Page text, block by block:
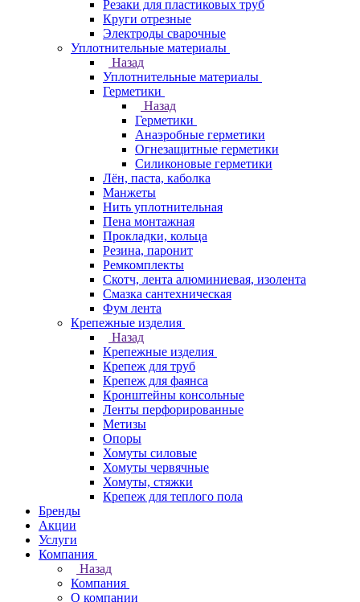
Резаки для пластиковых труб
Круги отрезные
Электроды сварочные
Уплотнительные материалы
Назад
Уплотнительные материалы
Герметики
Назад
Герметики
Анаэробные герметики
Огнезащитные герметики
Силиконовые герметики
Лён, паста, каболка
Манжеты
Нить уплотнительная
Пена монтажная
Прокладки, кольца
Резина, паронит
Ремкомплекты
Скотч, лента алюминиевая, изолента
Смазка сантехническая
Фум лента
Крепежные изделия
Назад
Крепежные изделия
Крепеж для труб
Крепеж для фаянса
Кронштейны консольные
Ленты перфорированные
Метизы
Опоры
Хомуты силовые
Хомуты червячные
Хомуты, стяжки
Крепеж для теплого пола
Бренды
Акции
Услуги
Компания
Назад
Компания
О компании